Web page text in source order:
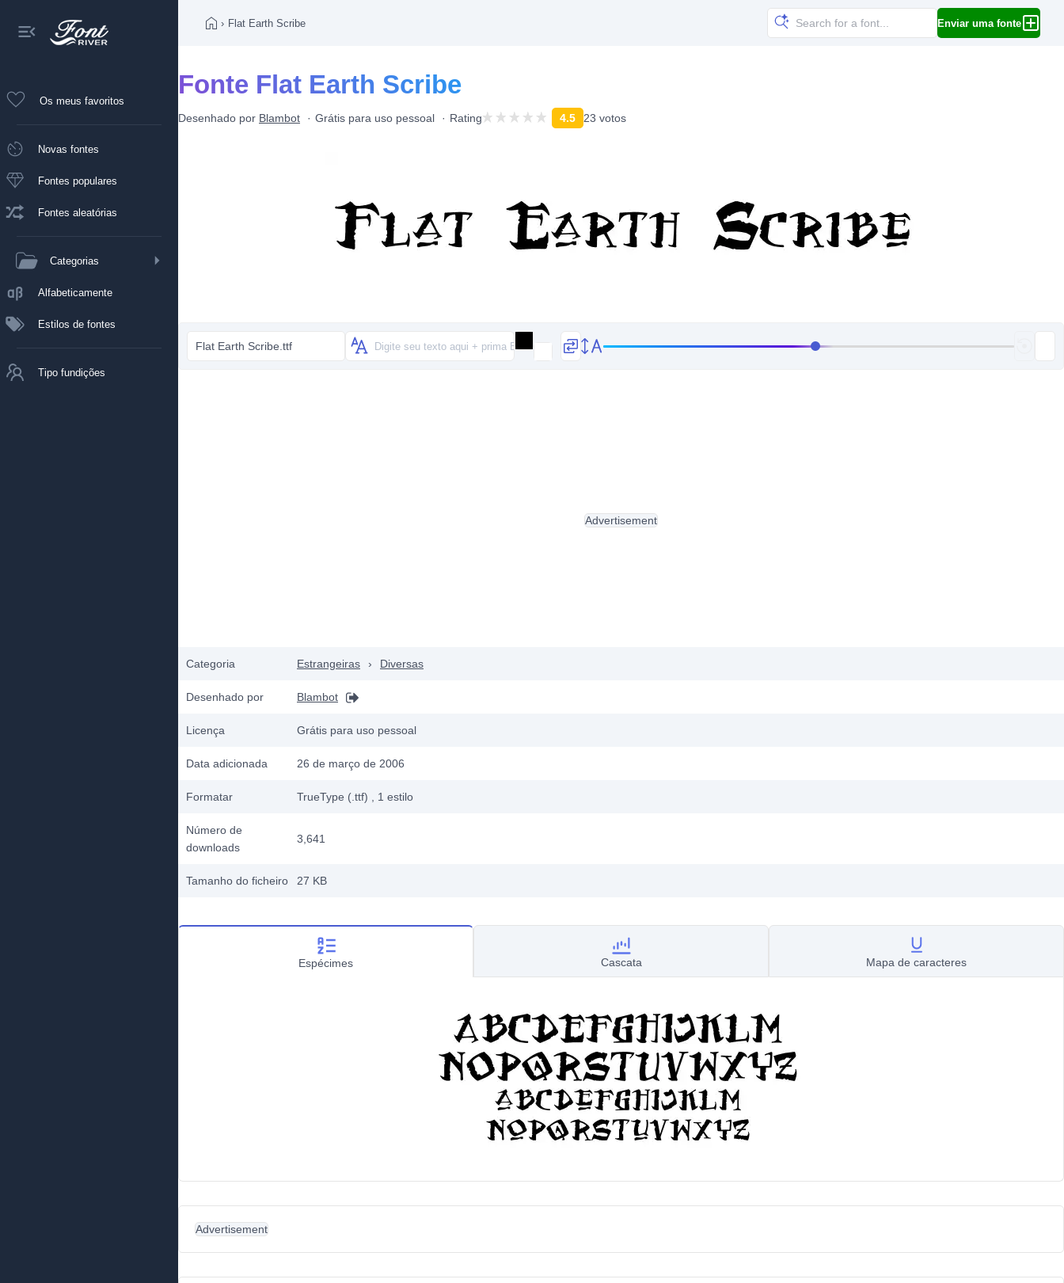
Os meus favoritos
Novas fontes
Fontes populares
Fontes aleatórias
Categorias
Alfabeticamente
Estilos de fontes
Tipo fundições
› Flat Earth Scribe Enviar uma fonte
Fonte Flat Earth Scribe
Desenhado por Blambot Grátis para uso pessoal Rating 4.5 23 votos
Flat Earth Scribe.ttf
Categoria Estrangeiras › Diversas
Desenhado por Blambot
Licença Grátis para uso pessoal
Data adicionada 26 de março de 2006
Formatar TrueType (.ttf) , 1 estilo
Número de
downloads
3,641
Tamanho do ficheiro 27 KB
Advertisement
Espécimes Cascata Mapa de caracteres
Advertisement